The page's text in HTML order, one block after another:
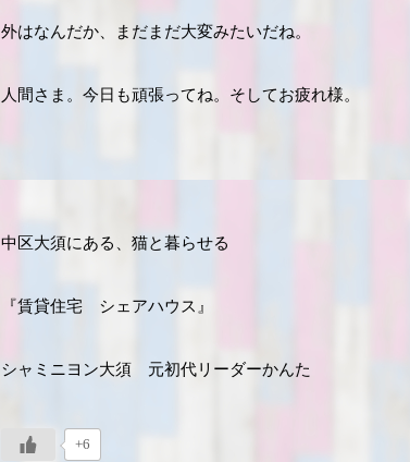
外はなんだか、まだまだ大変みたいだね。
人間さま。今日も頑張ってね。そしてお疲れ様。
中区大須にある、猫と暮らせる
『賃貸住宅 シェアハウス』
シャミニヨン大須 元初代リーダーかんた
+6